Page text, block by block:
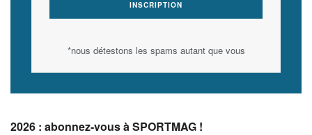
*nous détestons les spams autant que vous
2026 : abonnez-vous à SPORTMAG !